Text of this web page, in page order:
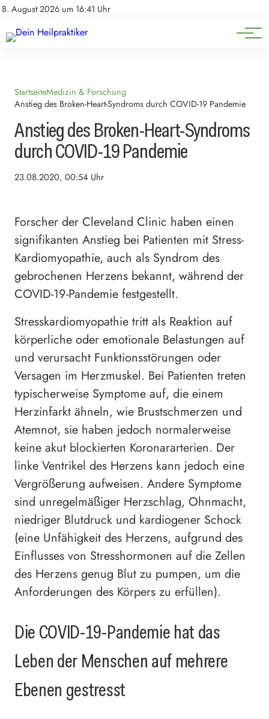
8. August 2026 um 16:41 Uhr
Impressum
Natürliche Medizin
Heilpflanzen & Kräuterkunde
StartseiteMedizin & Forschung
Anstieg des Broken-Heart-Syndroms durch COVID-19 Pandemie
Anstieg des Broken-Heart-Syndroms
durch COVID-19 Pandemie
23.08.2020, 00:54 Uhr
Forscher der Cleveland Clinic haben einen
signifikanten Anstieg bei Patienten mit Stress-
Kardiomyopathie, auch als Syndrom des
gebrochenen Herzens bekannt, während der
COVID-19-Pandemie festgestellt.
Stresskardiomyopathie tritt als Reaktion auf
körperliche oder emotionale Belastungen auf
und verursacht Funktionsstörungen oder
Versagen im Herzmuskel. Bei Patienten treten
typischerweise Symptome auf, die einem
Herzinfarkt ähneln, wie Brustschmerzen und
Atemnot, sie haben jedoch normalerweise
keine akut blockierten Koronararterien. Der
linke Ventrikel des Herzens kann jedoch eine
Vergrößerung aufweisen. Andere Symptome
sind unregelmäßiger Herzschlag, Ohnmacht,
niedriger Blutdruck und kardiogener Schock
(eine Unfähigkeit des Herzens, aufgrund des
Einflusses von Stresshormonen auf die Zellen
des Herzens genug Blut zu pumpen, um die
Anforderungen des Körpers zu erfüllen).
Die COVID-19-Pandemie hat das
Leben der Menschen auf mehrere
Ebenen gestresst